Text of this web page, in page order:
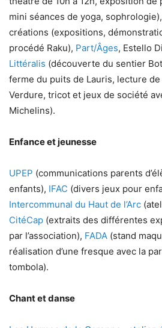
mini séances de yoga,
créations (expositions,
procédé Raku), Part/Âges, Estello
Littéralis (découverte du sentier
ferme du puits de Lauris, lecture
Verdure, tricot et jeux de société
Michelins).
Enfance et jeunesse
UPEP (communications parents
enfants), IFAC (divers jeux pour
Intercommunal du Haut de l’Arc
CitéCap (extraits des différentes
par l’association), FADA (stand
réalisation d’une fresque avec la
tombola).
Chant et danse